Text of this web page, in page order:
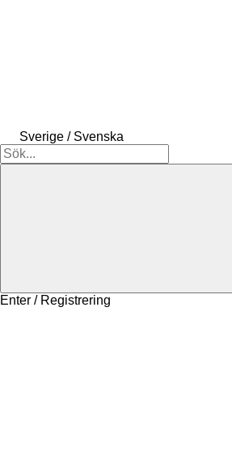
Sverige / Svenska
Enter / Registrering